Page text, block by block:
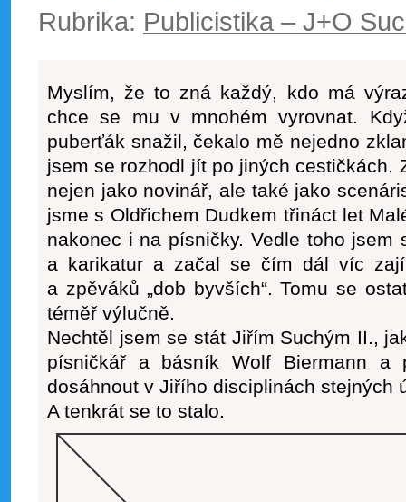
Rubrika: Publicistika – J+O
Myslím, že to zná každý, kdo má
chce se mu v mnohém vyrovnat.
puberťák snažil, čekalo mě nejedno
jsem se rozhodl jít po jiných cestičkách.
nejen jako novinář, ale také jako
jsme s Oldřichem Dudkem třináct let
nakonec i na písničky. Vedle toho
a karikatur a začal se čím dál víc
a zpěváků „dob byvších“. Tomu se
téměř výlučně.
Nechtěl jsem se stát Jiřím Suchým II.,
písničkář a básník Wolf Biermann a
dosáhnout v Jiřího disciplinách stejných
A tenkrát se to stalo.